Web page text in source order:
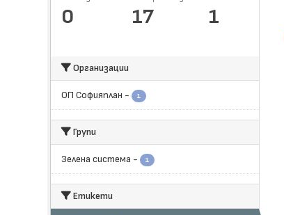
0 17 1
Организации
ОП Софияплан - 1
Групи
Зелена система - 1
Етикети